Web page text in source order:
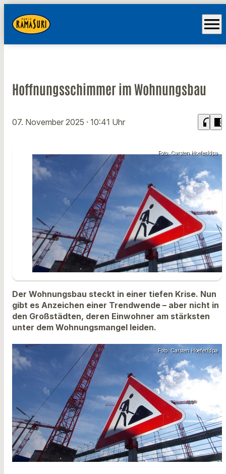
menu
Hoffnungsschimmer im Wohnungsbau
07. November 2025 · 10:41 Uhr headphones chrome_reader_mode
Foto: Carsten Hoefer/dpa
Der Wohnungsbau steckt in einer tiefen Krise. Nun
gibt es Anzeichen einer Trendwende – aber nicht in
den Großstädten, deren Einwohner am stärksten
unter dem Wohnungsmangel leiden.
Foto: Carsten Hoefer/dpa